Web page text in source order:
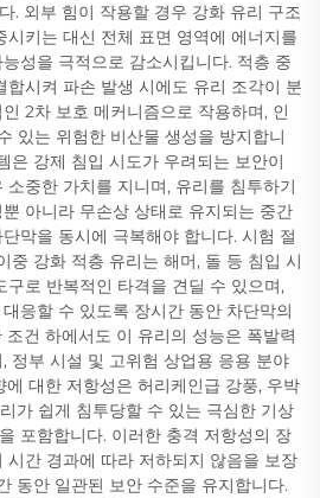
. 외부 힘이 작용할 경우 강화 유리 구조
시키는 대신 전체 표면 영역에 에너지를
성을 극적으로 감소시킵니다. 적층 중
합시켜 파손 발생 시에도 유리 조각이 분
2차 보호 메커니즘으로 작용하며, 인
있는 위험한 비산물 생성을 방지합니
은 강제 침입 시도가 우려되는 보안이
중한 가치를 지니며, 유리를 침투하기
아니라 무손상 상태로 유지되는 중간
막을 동시에 극복해야 합니다. 시험 절
중 강화 적층 유리는 해머, 돌 등 침입 시
구로 반복적인 타격을 견딜 수 있으며,
응할 수 있도록 장시간 동안 차단막의
건 하에서도 이 유리의 성능은 폭발력
정부 시설 및 고위험 상업용 응용 분야
대한 저항성은 허리케인급 강풍, 우박
가 쉽게 침투당할 수 있는 극심한 기상
포함합니다. 이러한 충격 저항성의 장
시간 경과에 따라 저하되지 않음을 보장
동안 일관된 보안 수준을 유지합니다.